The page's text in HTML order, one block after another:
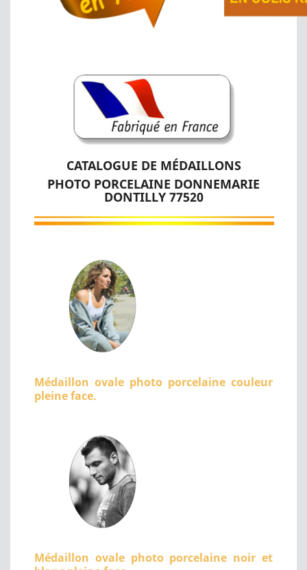
CATALOGUE DE MÉDAILLONS
PHOTO PORCELAINE DONNEMARIE
DONTILLY 77520
Médaillon ovale photo porcelaine couleur
pleine face.
Médaillon ovale photo porcelaine noir et